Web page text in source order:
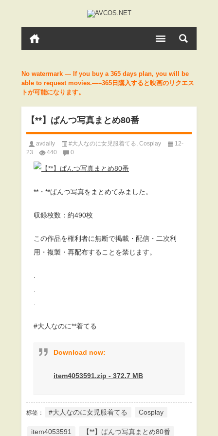
No watermark — If you buy a 365 days plan, you will be
able to request movies.—–365日購入すると映画のリクエス
トが可能になります。
【**】ぱんつ写真まとめ80番
avdaily #大人なのに女児服着てる Cosplay
12-
23
440 0
**・**ぱんつ写真をまとめてみました。
収録枚数：約490枚
この作品を権利者に無断で掲載・配信・二次利
用・複製・再配布することを禁じます。
#大人なのに**着てる
Download now:
item4053591.zip - 372.7 MB
标签： #大人なのに女児服着てる Cosplay
item4053591 【**】ぱんつ写真まとめ80番